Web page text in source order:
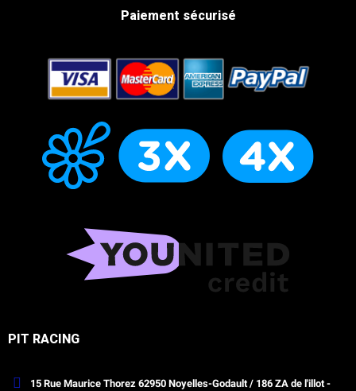
Paiement sécurisé
PIT RACING
15 Rue Maurice Thorez 62950 Noyelles-Godault / 186 ZA de l'illot -